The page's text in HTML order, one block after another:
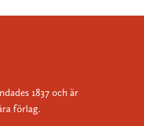
1837 och är
förlag.